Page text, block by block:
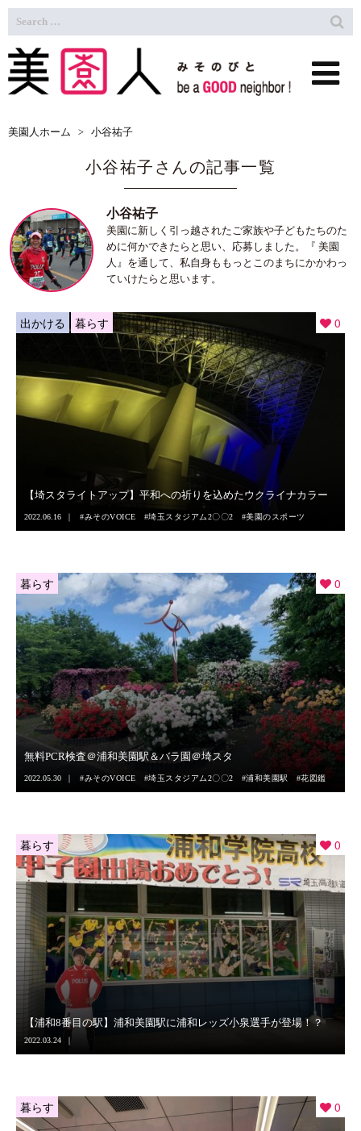
美園人ホーム > 小谷祐子
小谷祐子さんの記事一覧
小谷祐子
美園に新しく引っ越されたご家族や子どもたちのた
めに何かできたらと思い、応募しました。『 美園
人』を通して、私自身ももっとこのまちにかかわっ
ていけたらと思います。
出かける 暮らす 0
【埼スタライトアップ】平和への祈りを込めたウクライナカラー
2022.06.16 みそのVOICE 埼玉スタジアム2〇〇2 美園のスポーツ
暮らす 0
無料PCR検査＠浦和美園駅＆バラ園＠埼スタ
2022.05.30 みそのVOICE 埼玉スタジアム2〇〇2 浦和美園駅 花図鑑
暮らす 0
【浦和8番目の駅】浦和美園駅に浦和レッズ小泉選手が登場！？
2022.03.24
暮らす 0